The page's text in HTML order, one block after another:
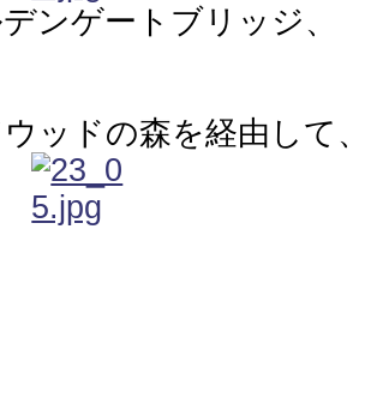
ンゲートブリッジ、
ッドの森を経由して